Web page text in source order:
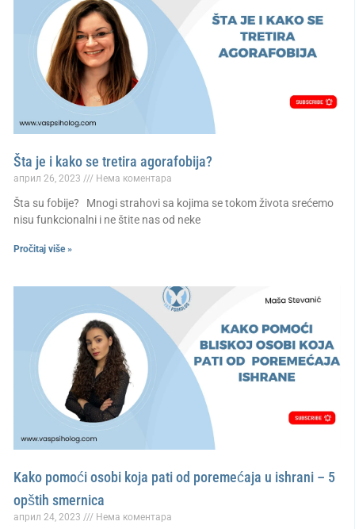
Šta je i kako se tretira agorafobija?
април 26, 2023 Нема коментара
Šta su fobije? Mnogi strahovi sa kojima se tokom života srećemo
nisu funkcionalni i ne štite nas od neke
Pročitaj više »
Kako pomoći osobi koja pati od poremećaja u ishrani – 5
opštih smernica
април 24, 2023 Нема коментара